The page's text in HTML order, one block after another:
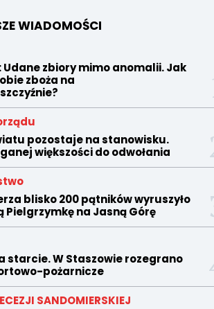
WIADOMOŚCI
Udane zbiory mimo anomalii. Jak
zboża na
pozostaje na stanowisku.
większości do odwołania
blisko 200 pątników wyruszyło
Pielgrzymkę na Jasną Górę
starcie. W Staszowie rozegrano
pożarnicze
SANDOMIERSKIEJ